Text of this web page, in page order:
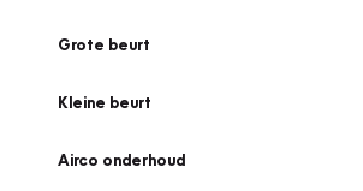
Grote beurt
Kleine beurt
Airco onderhoud